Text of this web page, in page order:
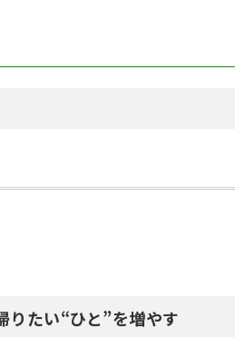
たい“ひと”を増やす